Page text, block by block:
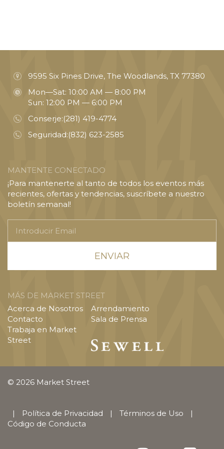
9595 Six Pines Drive, The Woodlands, TX 77380
Mon—Sat: 10:00 AM — 8:00 PM
Sun: 12:00 PM — 6:00 PM
Conserje:(281) 419-4774
Seguridad:(832) 623-2585
MANTENTE CONECTADO
¡Para mantenerte al tanto de todos los eventos más
recientes, ofertas y tendencias, suscríbete a nuestro
boletín semanal!
Email
MÁS DE MARKET STREET
Acerca de Nosotros
Contacto
Trabaja en Market
Street
Arrendamiento
Sala de Prensa
© 2026 Market Street
| Política de Privacidad | Términos de Uso
|
Código de Conducta